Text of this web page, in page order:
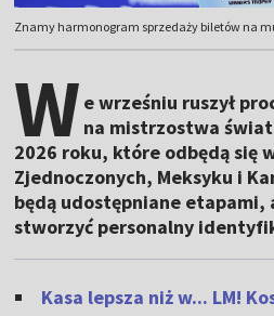
Znamy harmonogram sprzedaży biletów na
W e wrześniu ruszył
na mistrzostwa
2026 roku, które odbędą się
Zjednoczonych, Meksyku i
będą udostępniane etapami,
stworzyć personalny
Kasa lepsza niż w... LM!